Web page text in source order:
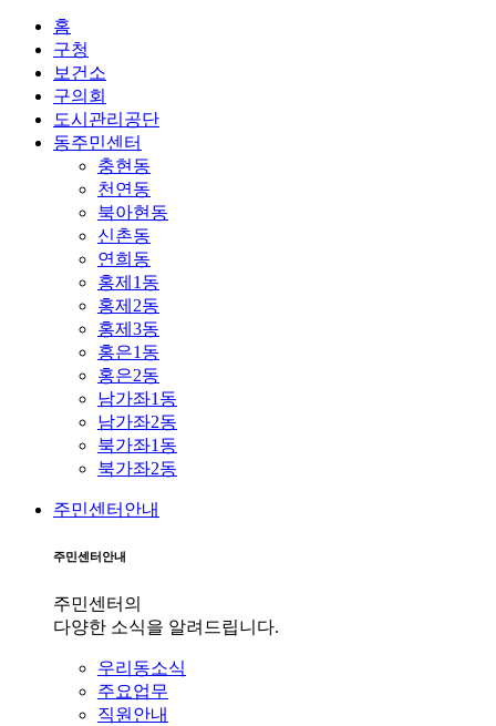
홈
구청
보건소
구의회
도시관리공단
동주민센터
충현동
천연동
북아현동
신촌동
연희동
홍제1동
홍제2동
홍제3동
홍은1동
홍은2동
남가좌1동
남가좌2동
북가좌1동
북가좌2동
주민센터안내
주민센터안내
주민센터의
다양한 소식을 알려드립니다.
우리동소식
주요업무
직원안내